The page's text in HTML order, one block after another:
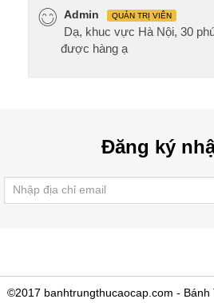
Admin QUẢN TRỊ VIÊN
Dạ, khuc vực Hà Nội, 30
được hàng ạ
Đăng ký
©2017 banhtrungthucaocap.com - Bánh